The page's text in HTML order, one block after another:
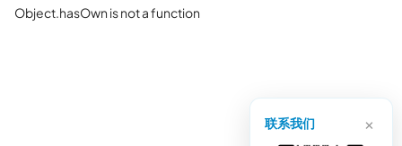
Object.hasOwn is not a function
联系我们 ×